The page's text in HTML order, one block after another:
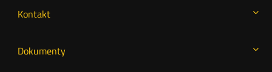
Kontakt
Dokumenty